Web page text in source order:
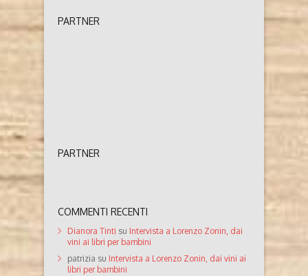
PARTNER
PARTNER
COMMENTI RECENTI
Dianora Tinti su Intervista a Lorenzo Zonin, dai
vini ai libri per bambini
patrizia su Intervista a Lorenzo Zonin, dai vini ai
libri per bambini